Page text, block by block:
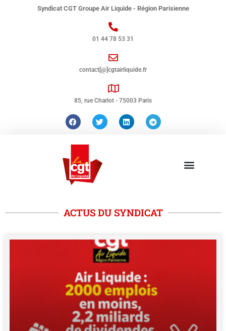
Syndicat CGT Groupe Air Liquide - Région Parisienne
01 44 78 53 31
contact[@]cgtairliquide.fr
85, rue Charlot - 75003 Paris
ACTUS DU SYNDICAT